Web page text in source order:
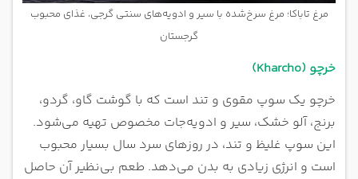
مرغ تاباکا؛ مرغ سرخ‌شده با سیر و ادویه‌های سنتی گرجی، غذای محبوب
گرجستان
خرچو (Kharcho)
خرچو یک سوپ مقوی و تند است که با گوشت گاو، گردو،
برنج، آلو خشک، سیر و ادویه‌جات مخصوص تهیه می‌شود.
این سوپ غلیظ و تند، در روزهای سرد سال بسیار محبوب
است و انرژی زیادی به بدن می‌دهد. طعم بی‌نظیر آن حاصل